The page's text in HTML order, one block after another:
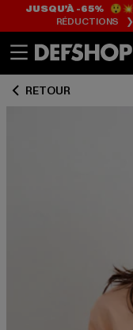
JUSQU’À -65%😲💥
RETOUR